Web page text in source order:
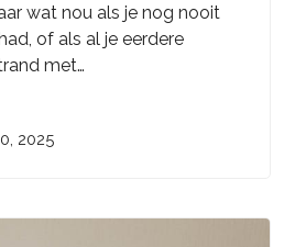
wat nou als je nog nooit
of als al je eerdere
met…
2025